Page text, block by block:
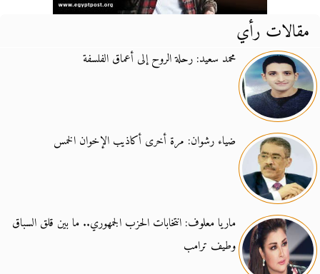
مقالات رأي
محمد سعيد: رحلة الروح إلى أعماق الفلسفة
ضياء رشوان: مرة أخرى أكاذيب الإخوان الخمس
ماريا معلوف: انتخابات الحزب الجمهوري.. ما بين قلق السباق
وطيف ترامب